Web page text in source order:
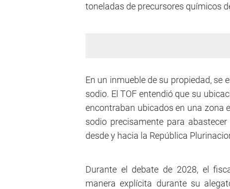
toneladas de precursores químicos
En un inmueble de su propiedad,
sodio. El TOF entendió que su
encontraban ubicados en una zona
sodio precisamente para
desde y hacia la República
Durante el debate de 2028, el
manera explícita durante su